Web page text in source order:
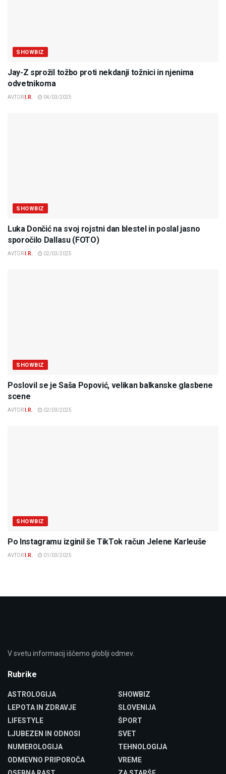
SHOWBIZ
Jay-Z sprožil tožbo proti nekdanji tožnici in njenima
odvetnikoma
AVTOR I.R. 04/03/2025
SHOWBIZ
Luka Dončić na svoj rojstni dan blestel in poslal jasno
sporočilo Dallasu (FOTO)
AVTOR I.R. 02/03/2025
SHOWBIZ
Poslovil se je Saša Popović, velikan balkanske glasbene
scene
AVTOR I.R. 02/03/2025
SHOWBIZ
Po Instagramu izginil še TikTok račun Jelene Karleuše
AVTOR I.R. 01/03/2025
V svetu informacij iščemo globlji odmev.
Rubrike
ASTROLOGIJA
LEPOTA IN ZDRAVJE
LIFESTYLE
LJUBEZEN IN ODNOSI
NUMEROLOGIJA
ODMEVNO PRIPOROČA
SHOWBIZ
SLOVENIJA
ŠPORT
SVET
TEHNOLOGIJA
VREME